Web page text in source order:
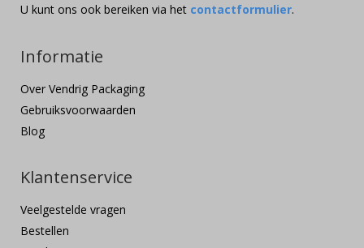
U kunt ons ook bereiken via het contactformulier.
Informatie
Over Vendrig Packaging
Gebruiksvoorwaarden
Blog
Klantenservice
Veelgestelde vragen
Bestellen